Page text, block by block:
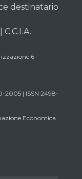
destinatario
6
2005 | ISSN 2498-
Economica